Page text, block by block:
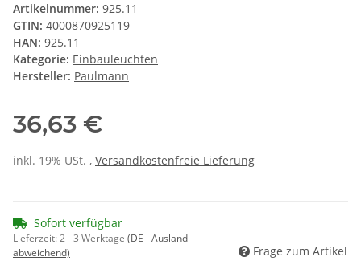
Artikelnummer: 925.11
GTIN: 4000870925119
HAN: 925.11
Kategorie: Einbauleuchten
Hersteller: Paulmann
36,63 €
inkl. 19% USt. , Versandkostenfreie Lieferung
Sofort verfügbar
Lieferzeit:2 - 3 Werktage (DE - Ausland
abweichend)
Frage zum Artikel